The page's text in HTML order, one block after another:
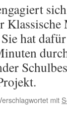
hat
mit